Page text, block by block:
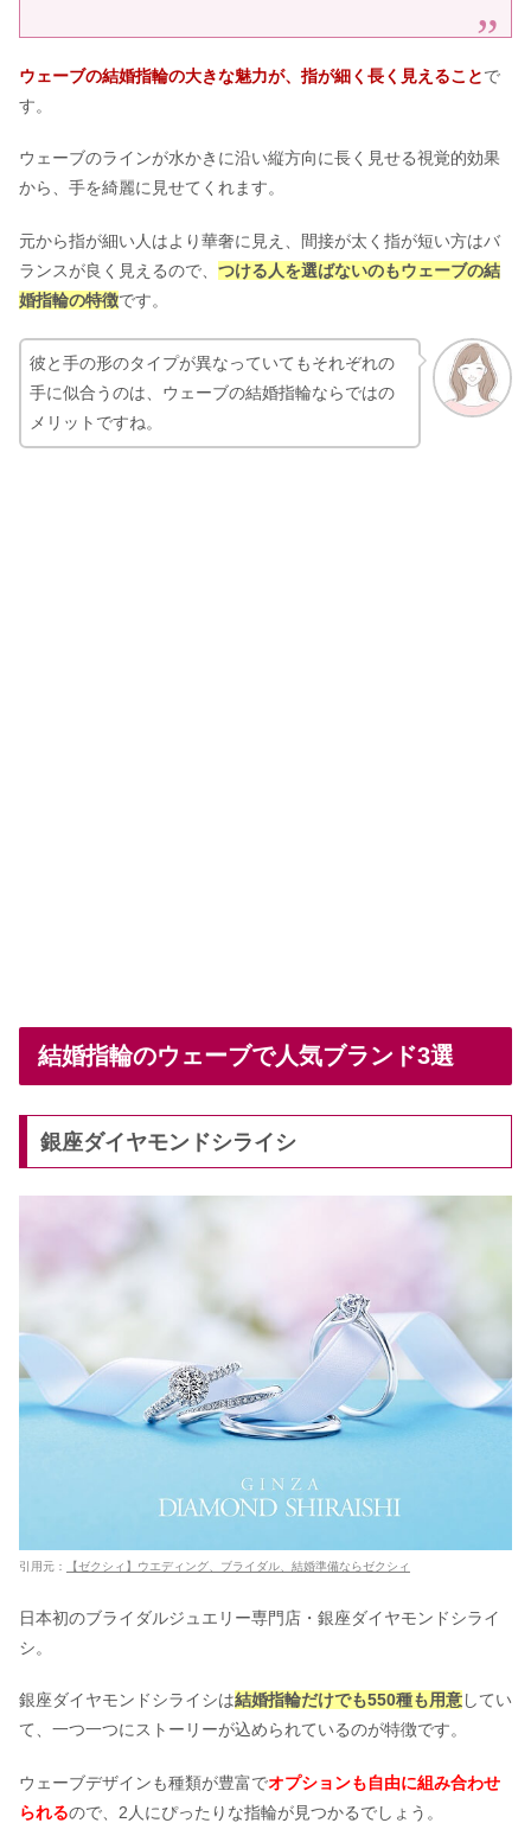
ウェーブの結婚指輪の大きな魅力が、指が細く長く見えることで
す。
ウェーブのラインが水かきに沿い縦方向に長く見せる視覚的効果
から、手を綺麗に見せてくれます。
元から指が細い人はより華奢に見え、間接が太く指が短い方はバ
ランスが良く見えるので、 つける人を選ばないのもウェーブの結
婚指輪の特徴です。
彼と手の形のタイプが異なっていてもそれぞれの
手に似合うのは、ウェーブの結婚指輪ならではの
メリットですね。
結婚指輪のウェーブで人気ブランド3選
銀座ダイヤモンドシライシ
引用元： 【ゼクシィ】ウエディング、ブライダル、結婚準備ならゼクシィ
日本初のブライダルジュエリー専門店・銀座ダイヤモンドシライ
シ。
銀座ダイヤモンドシライシは結婚指輪だけでも550種も用意してい
て、一つ一つにストーリーが込められているのが特徴です。
ウェーブデザインも種類が豊富でオプションも自由に組み合わせ
られるので、2人にぴったりな指輪が見つかるでしょう。